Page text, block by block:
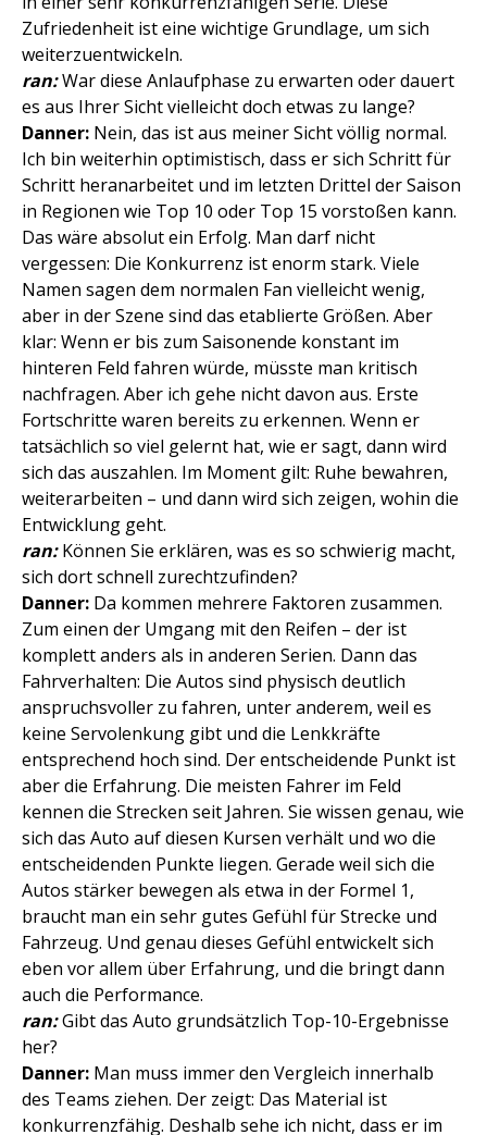
Zufriedenheit ist eine wichtige Grundlage, um sich
weiterzuentwickeln.
ran:War diese Anlaufphase zu erwarten oder dauert
es aus Ihrer Sicht vielleicht doch etwas zu lange?
Danner: Nein, das ist aus meiner Sicht völlig normal.
Ich bin weiterhin optimistisch, dass er sich Schritt für
Schritt heranarbeitet und im letzten Drittel der Saison
in Regionen wie Top 10 oder Top 15 vorstoßen kann.
Das wäre absolut ein Erfolg. Man darf nicht
vergessen: Die Konkurrenz ist enorm stark. Viele
Namen sagen dem normalen Fan vielleicht wenig,
aber in der Szene sind das etablierte Größen. Aber
klar: Wenn er bis zum Saisonende konstant im
hinteren Feld fahren würde, müsste man kritisch
nachfragen. Aber ich gehe nicht davon aus. Erste
Fortschritte waren bereits zu erkennen. Wenn er
tatsächlich so viel gelernt hat, wie er sagt, dann wird
sich das auszahlen. Im Moment gilt: Ruhe bewahren,
weiterarbeiten – und dann wird sich zeigen, wohin die
Entwicklung geht.
ran:Können Sie erklären, was es so schwierig macht,
sich dort schnell zurechtzufinden?
Danner: Da kommen mehrere Faktoren zusammen.
Zum einen der Umgang mit den Reifen – der ist
komplett anders als in anderen Serien. Dann das
Fahrverhalten: Die Autos sind physisch deutlich
anspruchsvoller zu fahren, unter anderem, weil es
keine Servolenkung gibt und die Lenkkräfte
entsprechend hoch sind. Der entscheidende Punkt ist
aber die Erfahrung. Die meisten Fahrer im Feld
kennen die Strecken seit Jahren. Sie wissen genau, wie
sich das Auto auf diesen Kursen verhält und wo die
entscheidenden Punkte liegen. Gerade weil sich die
Autos stärker bewegen als etwa in der Formel 1,
braucht man ein sehr gutes Gefühl für Strecke und
Fahrzeug. Und genau dieses Gefühl entwickelt sich
eben vor allem über Erfahrung, und die bringt dann
auch die Performance.
ran:Gibt das Auto grundsätzlich Top-10-Ergebnisse
her?
Danner: Man muss immer den Vergleich innerhalb
des Teams ziehen. Der zeigt: Das Material ist
konkurrenzfähig. Deshalb sehe ich nicht, dass er im